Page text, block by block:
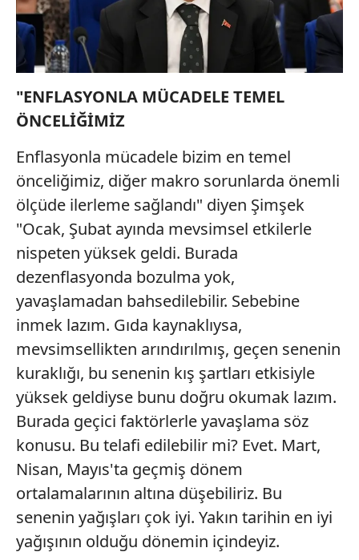
"ENFLASYONLA MÜCADELE TEMEL
ÖNCELİĞİMİZ
Enflasyonla mücadele bizim en temel
önceliğimiz, diğer makro sorunlarda önemli
ölçüde ilerleme sağlandı" diyen Şimşek
"Ocak, Şubat ayında mevsimsel etkilerle
nispeten yüksek geldi. Burada
dezenflasyonda bozulma yok,
yavaşlamadan bahsedilebilir. Sebebine
inmek lazım. Gıda kaynaklıysa,
mevsimsellikten arındırılmış, geçen senenin
kuraklığı, bu senenin kış şartları etkisiyle
yüksek geldiyse bunu doğru okumak lazım.
Burada geçici faktörlerle yavaşlama söz
konusu. Bu telafi edilebilir mi? Evet. Mart,
Nisan, Mayıs'ta geçmiş dönem
ortalamalarının altına düşebiliriz. Bu
senenin yağışları çok iyi. Yakın tarihin en iyi
yağışının olduğu dönemin içindeyiz.